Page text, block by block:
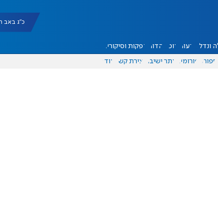
כ"ג באב תשפ"ו
ונדל"ן דעות אוכל יהדות הפקות וסיקורים
ספורט פורומים אתר ישיבה יצירת קשר עוד